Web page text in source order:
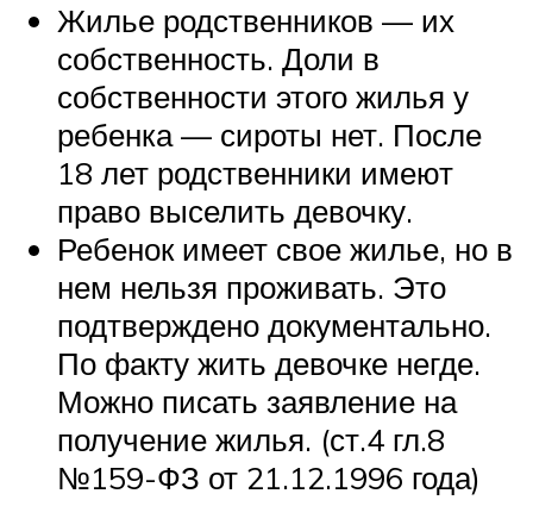
Жилье родственников — их
собственность. Доли в
собственности этого жилья у
ребенка — сироты нет. После
18 лет родственники имеют
право выселить девочку.
Ребенок имеет свое жилье, но в
нем нельзя проживать. Это
подтверждено документально.
По факту жить девочке негде.
Можно писать заявление на
получение жилья. (ст.4 гл.8
№159-ФЗ от 21.12.1996 года)